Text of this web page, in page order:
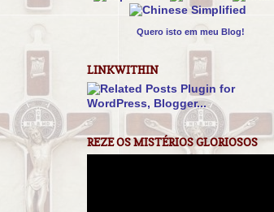
Quero isto em meu Blog!
LINKWITHIN
REZE OS MISTÉRIOS GLORIOSOS